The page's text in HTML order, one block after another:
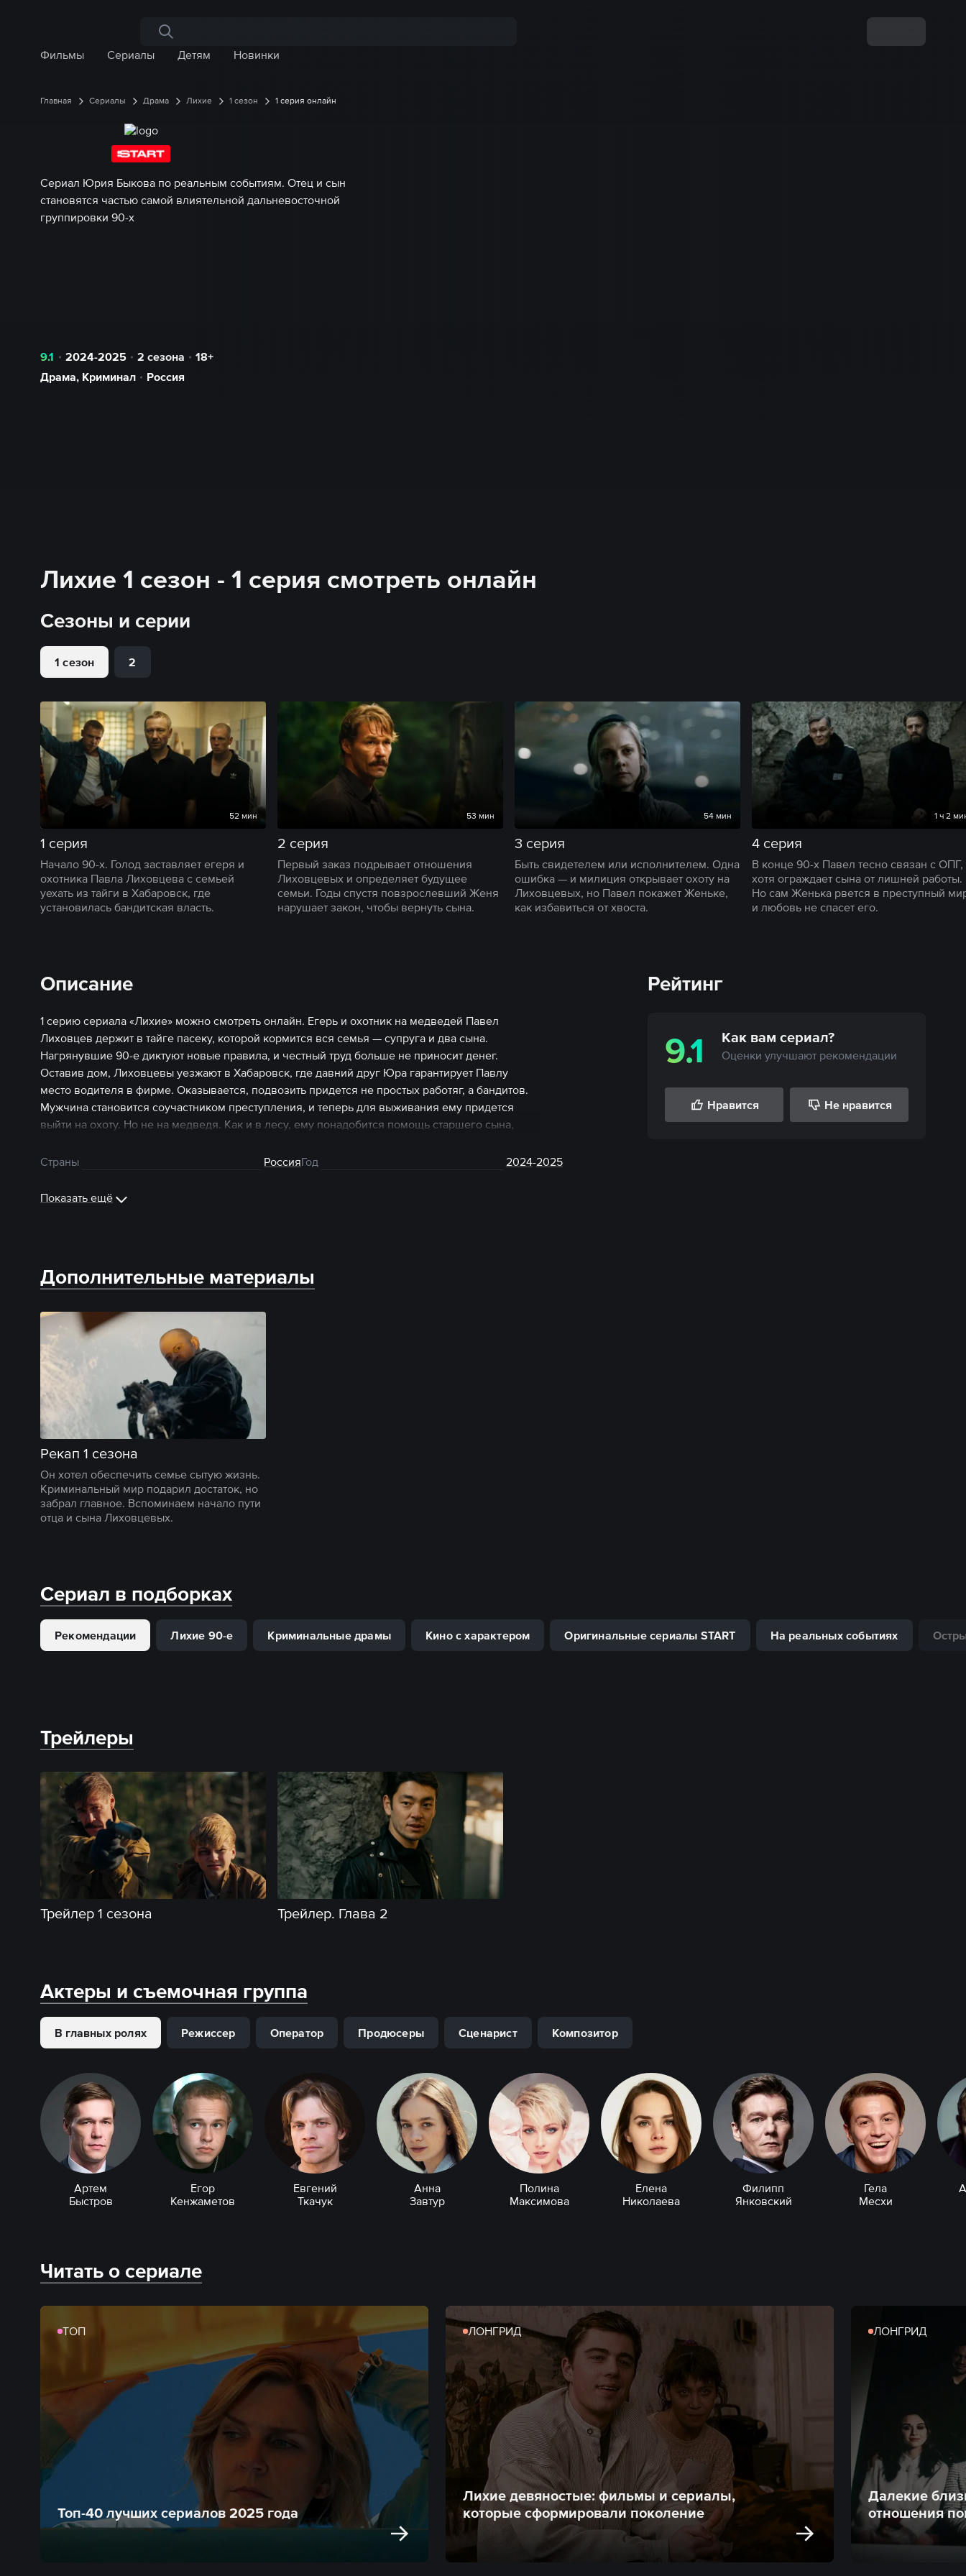
Поиск по сайту
Фильмы
Сериалы Детям Новинки
Главная Сериалы Драма Лихие 1 сезон 1 серия онлайн
Сериал Юрия Быкова по реальным событиям. Отец и сын
становятся частью самой влиятельной дальневосточной
группировки 90-х
9.1 2024-2025 2 сезона
18+
Драма, Криминал Россия
Лихие 1 сезон - 1 серия смотреть онлайн
Сезоны и серии
1 сезон 2
52 мин
1 серия
Начало 90-х. Голод заставляет егеря и
охотника Павла Лиховцева с семьей
уехать из тайги в Хабаровск, где
установилась бандитская власть.
53 мин
2 серия
Первый заказ подрывает отношения
Лиховцевых и определяет будущее
семьи. Годы спустя повзрослевший Женя
нарушает закон, чтобы вернуть сына.
54 мин
3 серия
Быть свидетелем или исполнителем. Одна
ошибка — и милиция открывает охоту на
Лиховцевых, но Павел покажет Женьке,
как избавиться от хвоста.
1 ч 2
4 серия
В конце 90-х Павел тесно связан с ОПГ,
хотя ограждает сына от лишней работы.
Но сам Женька рвется в преступный
и любовь не спасет его.
Описание
1 серию сериала «Лихие» можно смотреть онлайн. Егерь и охотник на медведей Павел
Лиховцев держит в тайге пасеку, которой кормится вся семья — супруга и два сына.
Нагрянувшие 90-е диктуют новые правила, и честный труд больше не приносит денег.
Оставив дом, Лиховцевы уезжают в Хабаровск, где давний друг Юра гарантирует Павлу
место водителя в фирме. Оказывается, подвозить придется не простых работяг, а бандитов.
Мужчина становится соучастником преступления, и теперь для выживания ему придется
выйти на охоту. Но не на медведя. Как и в лесу, ему понадобится помощь старшего сына,
Страны
РоссияГод 2024-2025
Показать ещё
Рейтинг
9.1 Как вам сериал?
Оценки улучшают рекомендации
Нравится Не нравится
Дополнительные материалы
Рекап 1 сезона
Он хотел обеспечить семье сытую жизнь.
Криминальный мир подарил достаток, но
забрал главное. Вспоминаем начало пути
отца и сына Лиховцевых.
Сериал в подборках
Рекомендации Лихие 90-е Криминальные драмы Кино с характером Оригинальные сериалы START На реальных событиях
Трейлеры
Трейлер 1 сезона Трейлер. Глава 2
Актеры и съемочная группа
В главных ролях Режиссер Оператор Продюсеры Сценарист Композитор
Артем
Быстров
Егор
Кенжаметов
Евгений
Ткачук
Анна
Завтур
Полина
Максимова
Елена
Николаева
Филипп
Янковский
Гела
Месхи
Читать о сериале
ТОП
Топ-40 лучших сериалов 2025 года
ЛОНГРИД
Лихие девяностые: фильмы и сериалы,
которые сформировали поколение
ЛОНГРИД
Далекие
отношения